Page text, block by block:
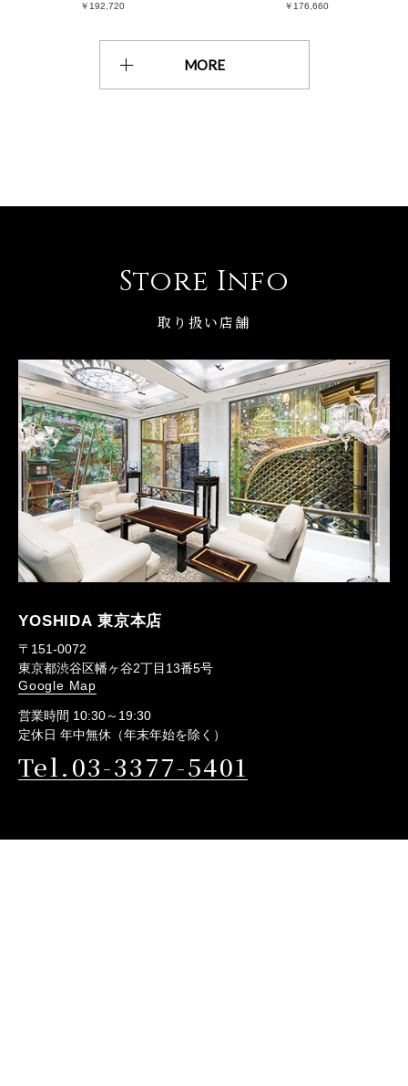
￥192,720 ￥176,660
MORE
Store Info
取り扱い店舗
YOSHIDA 東京本店
〒151-0072
東京都渋谷区幡ヶ谷2丁目13番5号
Google Map
営業時間 10:30～19:30
定休日 年中無休（年末年始を除く）
Tel.03-3377-5401